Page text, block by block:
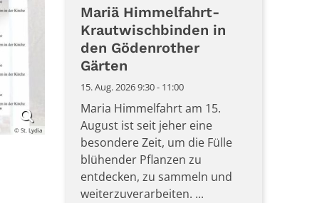
© St. Lydia
Datum: 15. August 2026
Mariä Himmelfahrt-
Krautwischbinden in
den Gödenrother
Gärten
15. Aug. 2026 9:30 - 11:00
Maria Himmelfahrt am 15.
August ist seit jeher eine
besondere Zeit, um die Fülle
blühender Pflanzen zu
entdecken, zu sammeln und
weiterzuverarbeiten. ...